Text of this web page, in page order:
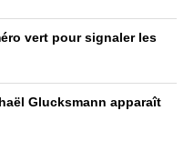
vert pour signaler les
Glucksmann apparaît